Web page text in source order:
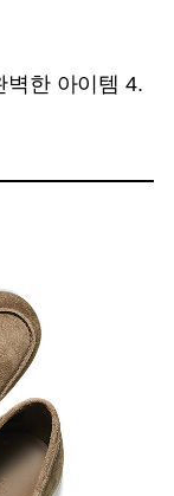
벽한 아이템 4.